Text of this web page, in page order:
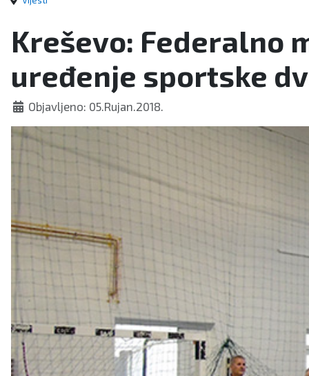
Kreševo: Federalno
uređenje sportske
Objavljeno: 05.Rujan.2018.